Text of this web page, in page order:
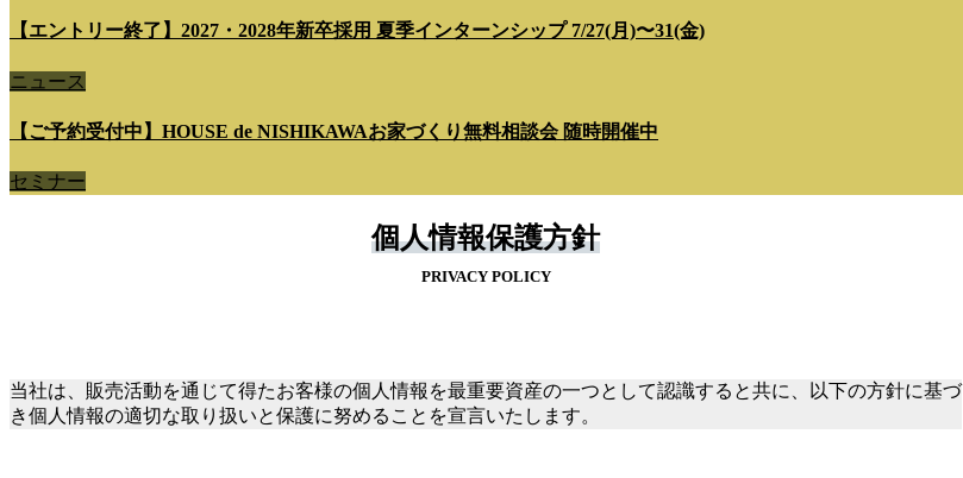
【エントリー終了】2027・2028年新卒採用 夏季インターンシップ 7/27(月)〜31(金)
ニュース
【ご予約受付中】HOUSE de NISHIKAWAお家づくり無料相談会 随時開催中
セミナー
個人情報保護方針
PRIVACY POLICY
当社は、販売活動を通じて得たお客様の個人情報を最重要資産の一つとして認識すると共に、以下の方針に基づ
き個人情報の適切な取り扱いと保護に努めることを宣言いたします。